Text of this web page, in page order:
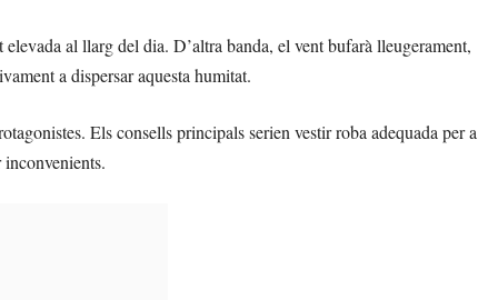
al llarg del dia. D’altra banda, el vent bufarà lleugerament,
a dispersar aquesta humitat.
Els consells principals serien vestir roba adequada per a